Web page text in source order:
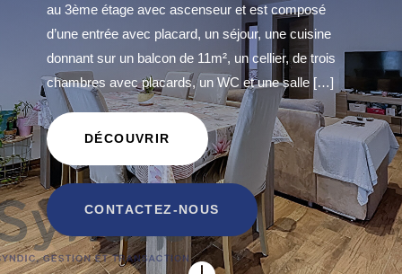
au 3ème étage avec ascenseur et est composé
d’une entrée avec placard, un séjour, une cuisine
donnant sur un balcon de 11m², un cellier, de trois
chambres avec placards, un WC et une salle […]
DÉCOUVRIR
CONTACTEZ-NOUS